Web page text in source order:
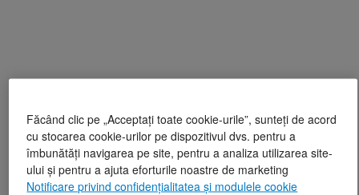
Făcând clic pe „Acceptați toate cookie-urile”, sunteți de acord
cu stocarea cookie-urilor pe dispozitivul dvs. pentru a
îmbunătăți navigarea pe site, pentru a analiza utilizarea site-
ului și pentru a ajuta eforturile noastre de marketing
Notificare privind confidențialitatea și modulele cookie